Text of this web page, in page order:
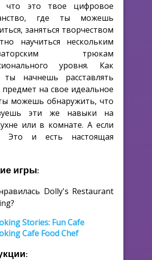
что это твое цифровое
где ты можешь
заняться творчеством
научиться нескольким
трюкам
уровня. Как
ты начнешь расставлять
на свое идеальное
можешь обнаружить, что
эти же навыки на
или в комнате. А если
Это и есть настоящая
игры:
Dolly's Restaurant
Stories: Fun Cafe
Cafe Food Chef